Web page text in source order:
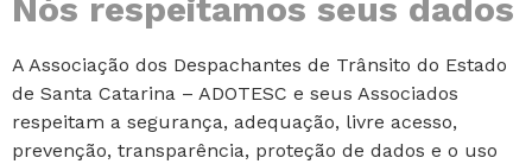
Nós respeitamos seus dados
A Associação dos Despachantes de Trânsito do Estado
de Santa Catarina – ADOTESC e seus Associados
respeitam a segurança, adequação, livre acesso,
prevenção, transparência, proteção de dados e o uso